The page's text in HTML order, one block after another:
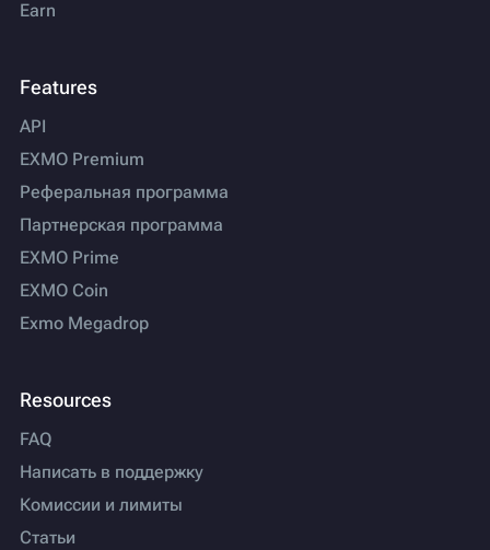
Earn
Features
API
EXMO Premium
Реферальная программа
Партнерская программа
EXMO Prime
EXMO Coin
Exmo Megadrop
Resources
FAQ
Написать в поддержку
Комиссии и лимиты
Статьи